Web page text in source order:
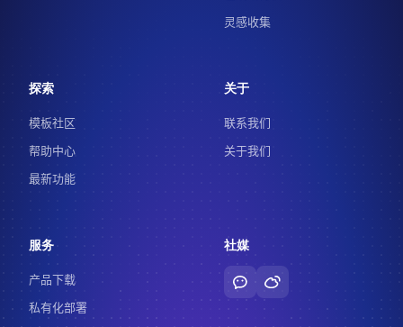
灵感收集
探索
模板社区
帮助中心
最新功能
关于
联系我们
关于我们
服务
产品下载
私有化部署
社媒